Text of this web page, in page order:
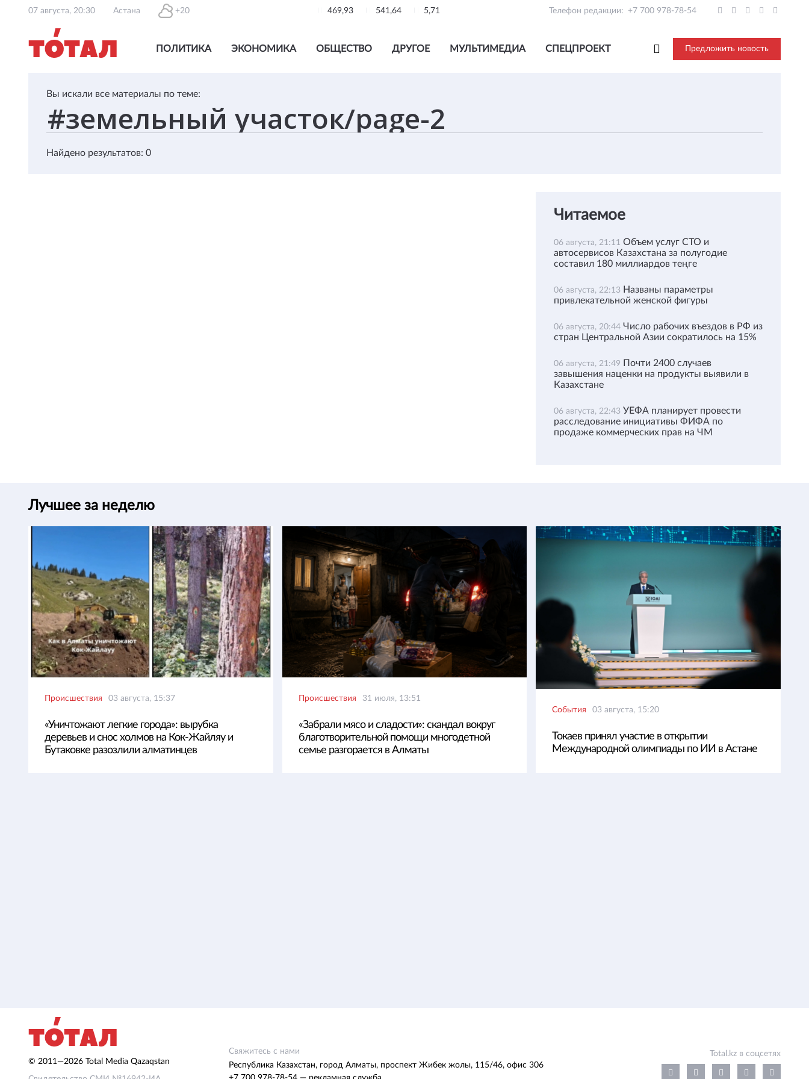
07 августа, 20:30 Астана +20 469,93 541,64 5,71 Телефон редакции: +7 700 978-78-54
ПОЛИТИКА ЭКОНОМИКА ОБЩЕСТВО ДРУГОЕ МУЛЬТИМЕДИА СПЕЦПРОЕКТ Предложить новость
Вы искали все материалы по теме:
Найдено результатов: 0
Читаемое
06 августа, 21:11 Объем услуг СТО и
автосервисов Казахстана за полугодие
составил 180 миллиардов теңге
06 августа, 22:13 Названы параметры
привлекательной женской фигуры
06 августа, 20:44 Число рабочих въездов в РФ из
стран Центральной Азии сократилось на 15%
06 августа, 21:49 Почти 2400 случаев
завышения наценки на продукты выявили в
Казахстане
06 августа, 22:43 УЕФА планирует провести
расследование инициативы ФИФА по
продаже коммерческих прав на ЧМ
Лучшее за неделю
Происшествия 03 августа, 15:37
«Уничтожают легкие города»: вырубка
деревьев и снос холмов на Кок-Жайляу и
Бутаковке разозлили алматинцев
Происшествия 31 июля, 13:51
«Забрали мясо и сладости»: скандал вокруг
благотворительной помощи многодетной
семье разгорается в Алматы
События 03 августа, 15:20
Токаев принял участие в открытии
Международной олимпиады по ИИ в Астане
© 2011—2026 Total Media Qazaqstan
Свяжитесь с нами
Республика Казахстан, город Алматы, проспект Жибек жолы, 115/46, офис 306
Total.kz в соцсетях